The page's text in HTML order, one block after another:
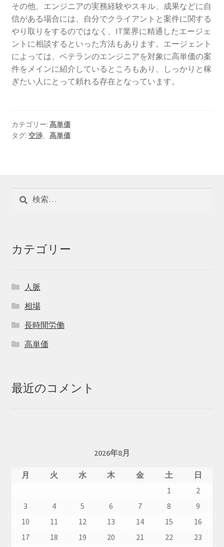
その他、エンジニアの実務経験やスキル、成果などに自
信がある場合には、自分でクライアントと案件に関する
やり取りをするのではなく、IT業界に精通したエージェ
ントに相談するといった方法もあります。エージェント
によっては、ベテランのエンジニアを対象に高単価の案
件をメインに紹介しているところもあり、しっかりと稼
ぎたい人にとって頼れる存在となっています。
カテゴリー: 高単価
タグ: 交渉、 高単価
カテゴリー
人脈
相場
長時間労働
高単価
最近のコメント
2026年8月
月 火 水 木 金 土
日
1
2
3
4 5 6 7 8
9
10
11 12 13 14 15
16
17
18 19 20 21 22
23